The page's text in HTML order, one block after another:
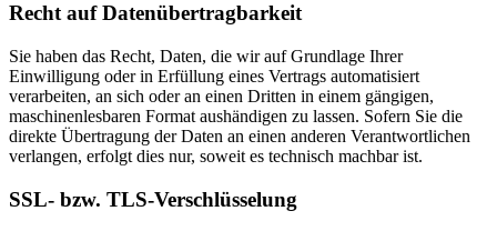
Recht auf Datenübertragbarkeit
Sie haben das Recht, Daten, die wir auf Grundlage Ihrer
Einwilligung oder in Erfüllung eines Vertrags automatisiert
verarbeiten, an sich oder an einen Dritten in einem gängigen,
maschinenlesbaren Format aushändigen zu lassen. Sofern Sie die
direkte Übertragung der Daten an einen anderen Verantwortlichen
verlangen, erfolgt dies nur, soweit es technisch machbar ist.
SSL- bzw. TLS-Verschlüsselung